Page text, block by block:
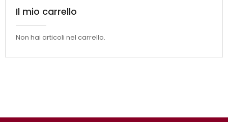
Il mio carrello
Non hai articoli nel carrello.